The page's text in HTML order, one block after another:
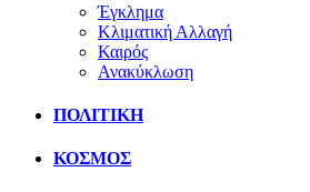
Έγκλημα
Κλιματική Αλλαγή
Καιρός
Ανακύκλωση
ΠΟΛΙΤΙΚΗ
ΚΟΣΜΟΣ